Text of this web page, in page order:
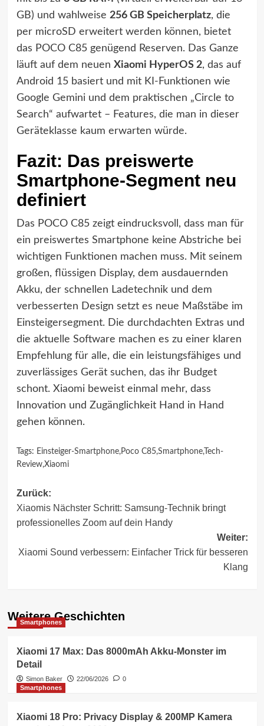
GB) und wahlweise 256 GB Speicherplatz, die
per microSD erweitert werden können, bietet
das POCO C85 genügend Reserven. Das Ganze
läuft auf dem neuen Xiaomi HyperOS 2, das auf
Android 15 basiert und mit KI-Funktionen wie
Google Gemini und dem praktischen „Circle to
Search“ aufwartet – Features, die man in dieser
Geräteklasse kaum erwarten würde.
Fazit: Das preiswerte
Smartphone-Segment neu
definiert
Das POCO C85 zeigt eindrucksvoll, dass man für
ein preiswertes Smartphone keine Abstriche bei
wichtigen Funktionen machen muss. Mit seinem
großen, flüssigen Display, dem ausdauernden
Akku, der schnellen Ladetechnik und dem
verbesserten Design setzt es neue Maßstäbe im
Einsteigersegment. Die durchdachten Extras und
die aktuelle Software machen es zu einer klaren
Empfehlung für alle, die ein leistungsfähiges und
zuverlässiges Gerät suchen, das ihr Budget
schont. Xiaomi beweist einmal mehr, dass
Innovation und Zugänglichkeit Hand in Hand
gehen können.
Tags: Einsteiger-Smartphone,Poco C85,Smartphone,Tech-
Review,Xiaomi
Beitragsnavigation
Zurück:
Xiaomis Nächster Schritt: Samsung-Technik bringt
professionelles Zoom auf dein Handy
Weiter:
Xiaomi Sound verbessern: Einfacher Trick für besseren
Klang
Weitere Geschichten
Smartphones
Xiaomi 17 Max: Das 8000mAh Akku-Monster im
Detail
Simon Baker 22/06/2026
0
Smartphones
Xiaomi 18 Pro: Privacy Display & 200MP Kamera